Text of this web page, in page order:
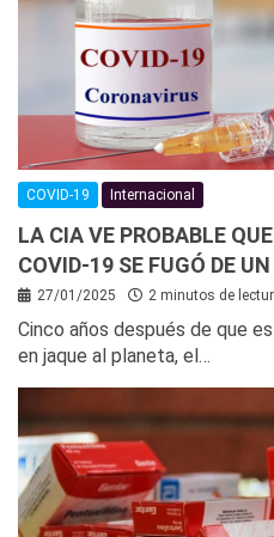
COVID-19 Internacional
LA CIA VE PROBABLE
COVID-19 SE FUGÓ DE
27/01/2025 2 minutos de
Cinco años después de que
en jaque al planeta, el…